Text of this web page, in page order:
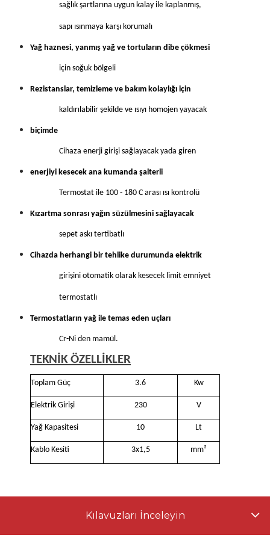
sağlık şartlarına uygun kalay ile kaplanmış,
sapı ısınmaya karşı korumalı
Yağ haznesi, yanmış yağ ve tortuların dibe çökmesi
için soğuk bölgeli
Rezistanslar, temizleme ve bakım kolaylığı için
kaldırılabilir şekilde ve ısıyı homojen yayacak
biçimde
Cihaza enerji girişi sağlayacak yada giren
enerjiyi kesecek ana kumanda şalterli
Termostat ile 100 - 180 C arası ısı kontrolü
Kızartma sonrası yağın süzülmesini sağlayacak
sepet askı tertibatlı
Cihazda herhangi bir tehlike durumunda elektrik
girişini otomatik olarak kesecek limit emniyet
termostatlı
Termostatların yağ ile temas eden uçları
Cr-Ni den mamül.
TEKNİK ÖZELLİKLER
Toplam Güç 3.6 Kw
Elektrik Girişi 230 V
Yağ Kapasitesi 10 Lt
Kablo Kesiti 3x1,5 mm²
Kılavuzları İnceleyin